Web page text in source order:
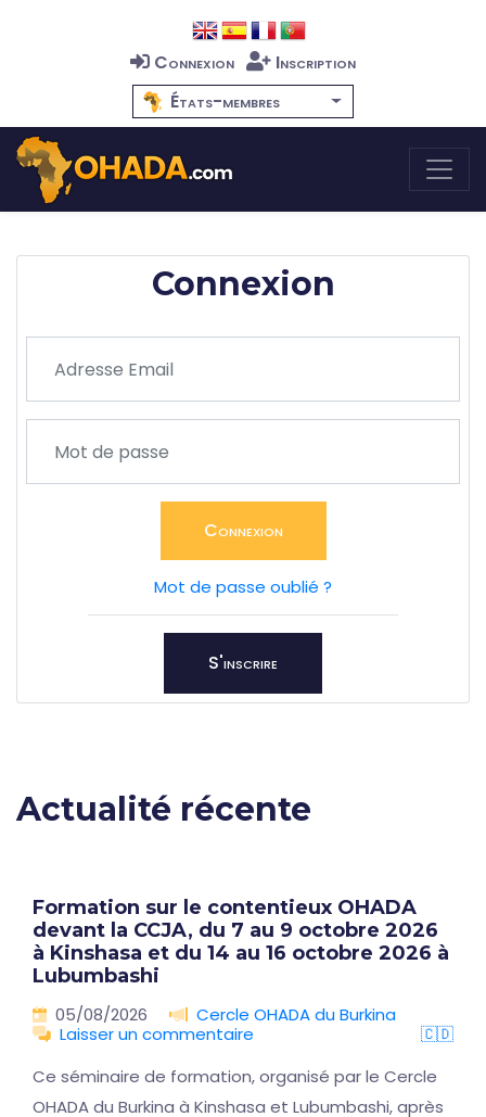
Connexion
Inscription
États-membres
Connexion
Connexion
Mot de passe oublié ?
S'inscrire
Actualité récente
Formation sur le contentieux OHADA
devant la CCJA, du 7 au 9 octobre 2026
à Kinshasa et du 14 au 16 octobre 2026 à
Lubumbashi
05/08/2026
Cercle OHADA du Burkina
Laisser un commentaire
🇨🇩
Ce séminaire de formation, organisé par le Cercle
OHADA du Burkina à Kinshasa et Lubumbashi, après